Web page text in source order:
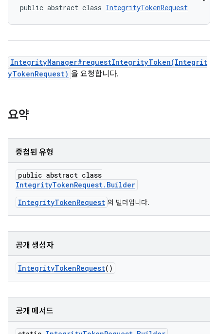
public abstract class IntegrityTokenRequest
IntegrityManager#requestIntegrityToken(Integrit
yTokenRequest) 을 요청합니다.
요약
중첩된 유형
public abstract class
IntegrityTokenRequest.Builder
IntegrityTokenRequest 의 빌더입니다.
공개 생성자
IntegrityTokenRequest()
공개 메서드